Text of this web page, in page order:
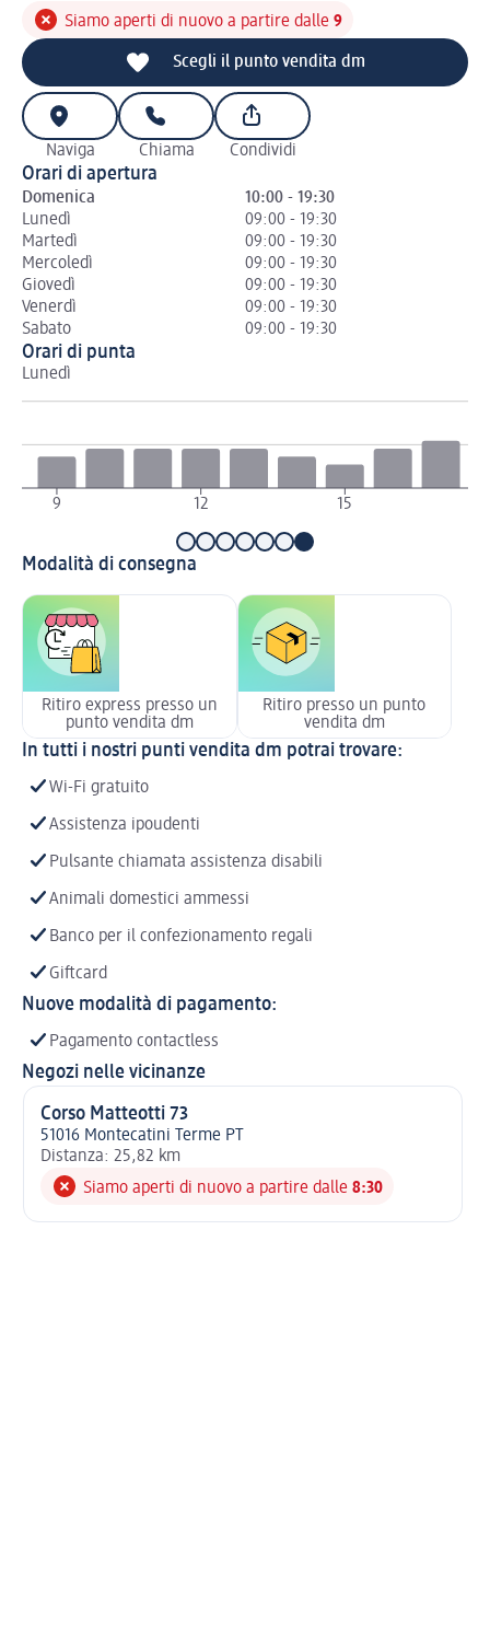
Siamo aperti di nuovo a partire dalle 9
Scegli il punto vendita dm
Naviga Chiama Condividi
Orari di apertura
Domenica
10:00 - 19:30
Lunedì
09:00 - 19:30
Martedì
09:00 - 19:30
Mercoledì
09:00 - 19:30
Giovedì
09:00 - 19:30
Venerdì
09:00 - 19:30
Sabato
09:00 - 19:30
Orari di punta
Lunedì
9 12 15
Modalità di consegna
Ritiro express presso un
punto vendita dm
Ritiro presso un punto
vendita dm
In tutti i nostri punti vendita dm potrai trovare:
Wi-Fi gratuito
Assistenza ipoudenti
Pulsante chiamata assistenza disabili
Animali domestici ammessi
Banco per il confezionamento regali
Giftcard
Nuove modalità di pagamento:
Pagamento contactless
Negozi nelle vicinanze
Corso Matteotti 73
51016 Montecatini Terme PT
Distanza: 25,82 km
Siamo aperti di nuovo a partire dalle 8:30